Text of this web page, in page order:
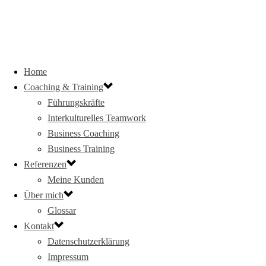
Home
Coaching & Training
Führungskräfte
Interkulturelles Teamwork
Business Coaching
Business Training
Referenzen
Meine Kunden
Über mich
Glossar
Kontakt
Datenschutzerklärung
Impressum